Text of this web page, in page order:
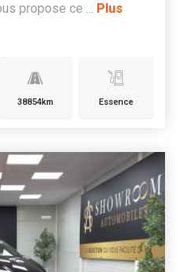
propose ce ... Plus
38854km Essence